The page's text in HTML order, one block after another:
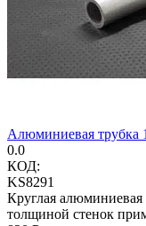
Алюминиевая трубка
0.0
КОД:
KS8291
Круглая
толщиной стенок